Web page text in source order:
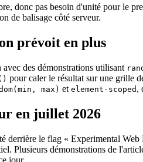
donc pas besoin d'unité pour le
de balisage côté serveur.
prévoit en plus
des démonstrations utilisant
pour caler le résultat sur une grille
max) et element-scoped ,
en juillet 2026
derrière le flag « Experimental
Plusieurs démonstrations de
jour.